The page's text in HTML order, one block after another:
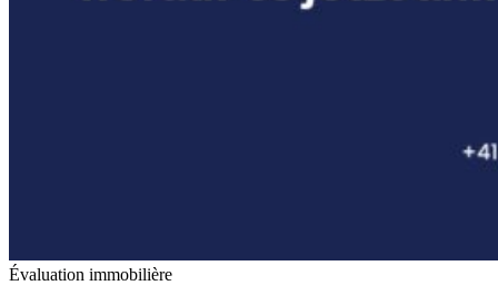
Évaluation immobilière